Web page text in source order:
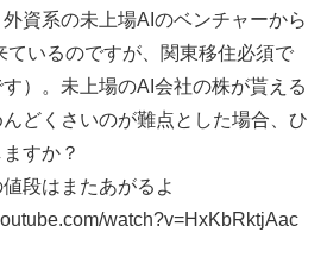
資系の未上場AIのベンチャーから
ているのですが、関東移住必須で
）。未上場のAI会社の株が貰える
どくさいのが難点とした場合、ひ
すか？
段はまたあがるよ
watch?v=HxKbRktjAac